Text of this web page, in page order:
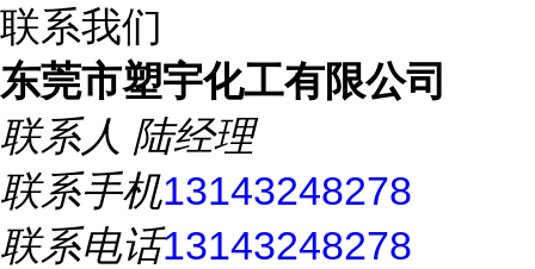
联系我们
东莞市塑宇化工有限公司
联系人 陆经理
联系手机13143248278
联系电话13143248278